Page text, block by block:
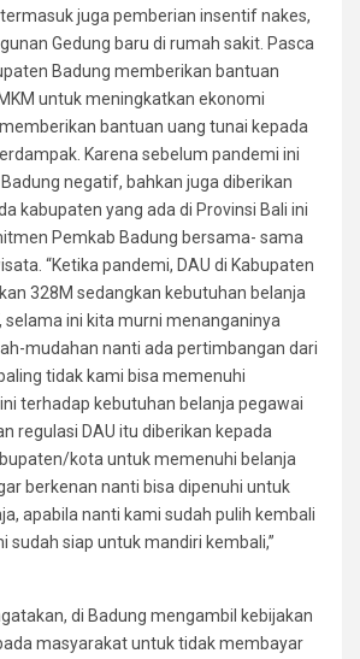
juga pemberian insentif nakes,
Gedung baru di rumah sakit. Pasca
Badung memberikan bantuan
untuk meningkatkan ekonomi
bantuan uang tunai kepada
Karena sebelum pandemi ini
negatif, bahkan juga diberikan
kabupaten yang ada di Provinsi Bali ini
Pemkab Badung bersama- sama
“Ketika pandemi, DAU di Kabupaten
328M sedangkan kebutuhan belanja
selama ini kita murni menanganinya
mudahan nanti ada pertimbangan dari
tidak kami bisa memenuhi
terhadap kebutuhan belanja pegawai
regulasi DAU itu diberikan kepada
kota untuk memenuhi belanja
berkenan nanti bisa dipenuhi untuk
apabila nanti kami sudah pulih kembali
sudah siap untuk mandiri kembali,”
di Badung mengambil kebijakan
masyarakat untuk tidak membayar